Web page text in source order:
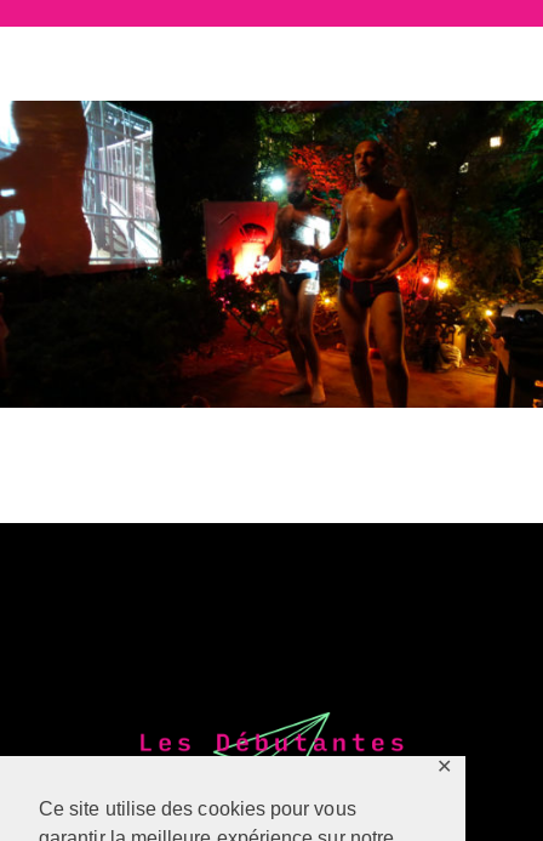
Ce site utilise des cookies pour vous
✕